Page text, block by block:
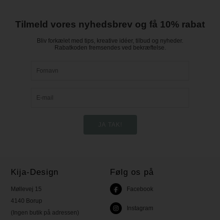
Tilmeld vores nyhedsbrev og få 10% rabat
Bliv forkælet med tips, kreative idéer, tilbud og nyheder.
Rabatkoden fremsendes ved bekræftelse.
Kija-Design
Møllevej 15
4140 Borup
(Ingen butik på adressen)
Følg os på
Facebook
Instagram